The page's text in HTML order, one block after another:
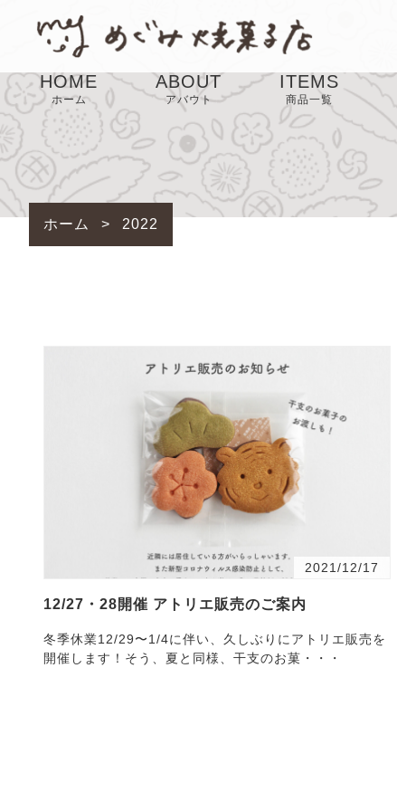
HOME
ホーム
ABOUT
アバウト
ITEMS
商品一覧
ホーム > 2022
2021/12/17
12/27・28開催 アトリエ販売のご案内
冬季休業12/29〜1/4に伴い、久しぶりにアトリエ販売を
開催します！そう、夏と同様、干支のお菓・・・